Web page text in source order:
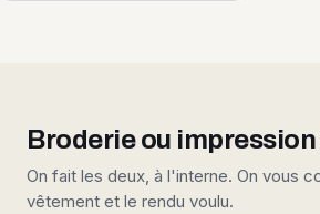
Broderie ou impression
On fait les deux, à l'interne. On vous
vêtement et le rendu voulu.